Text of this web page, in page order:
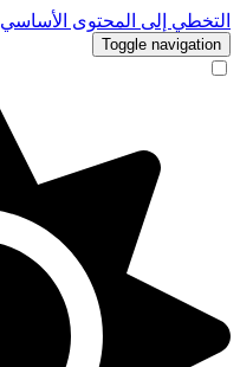
التخطي إلى المحتوى الأساسي
Toggle navigation